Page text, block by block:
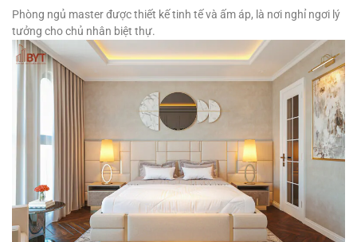
Phòng ngủ master được thiết kế tinh tế và ấm áp, là nơi nghỉ ngơi lý
tưởng cho chủ nhân biệt thự.